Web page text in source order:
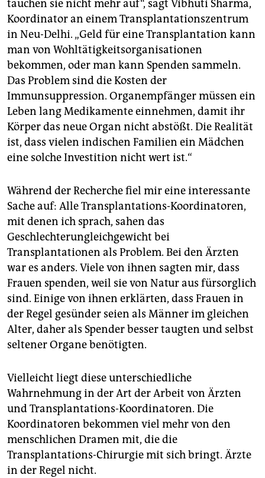
tauchen sie nicht mehr auf“, sagt Vibhuti Sharma,
Koordinator an einem Transplantationszentrum
in Neu-Delhi. „Geld für eine Transplantation kann
man von Wohltätigkeitsorganisationen
bekommen, oder man kann Spenden sammeln.
Das Problem sind die Kosten der
Immunsuppression. Organempfänger müssen ein
Leben lang Medikamente einnehmen, damit ihr
Körper das neue Organ nicht abstößt. Die Realität
ist, dass vielen indischen Familien ein Mädchen
eine solche Investition nicht wert ist.“
Während der Recherche fiel mir eine interessante
Sache auf: Alle Transplantations-Koordinatoren,
mit denen ich sprach, sahen das
Geschlechterungleichgewicht bei
Transplantationen als Problem. Bei den Ärzten
war es anders. Viele von ihnen sagten mir, dass
Frauen spenden, weil sie von Natur aus fürsorglich
sind. Einige von ihnen erklärten, dass Frauen in
der Regel gesünder seien als Männer im gleichen
Alter, daher als Spender besser taugten und selbst
seltener Organe benötigten.
Vielleicht liegt diese unterschiedliche
Wahrnehmung in der Art der Arbeit von Ärzten
und Transplantations-Koordinatoren. Die
Koordinatoren bekommen viel mehr von den
menschlichen Dramen mit, die die
Transplantations-Chirurgie mit sich bringt. Ärzte
in der Regel nicht.